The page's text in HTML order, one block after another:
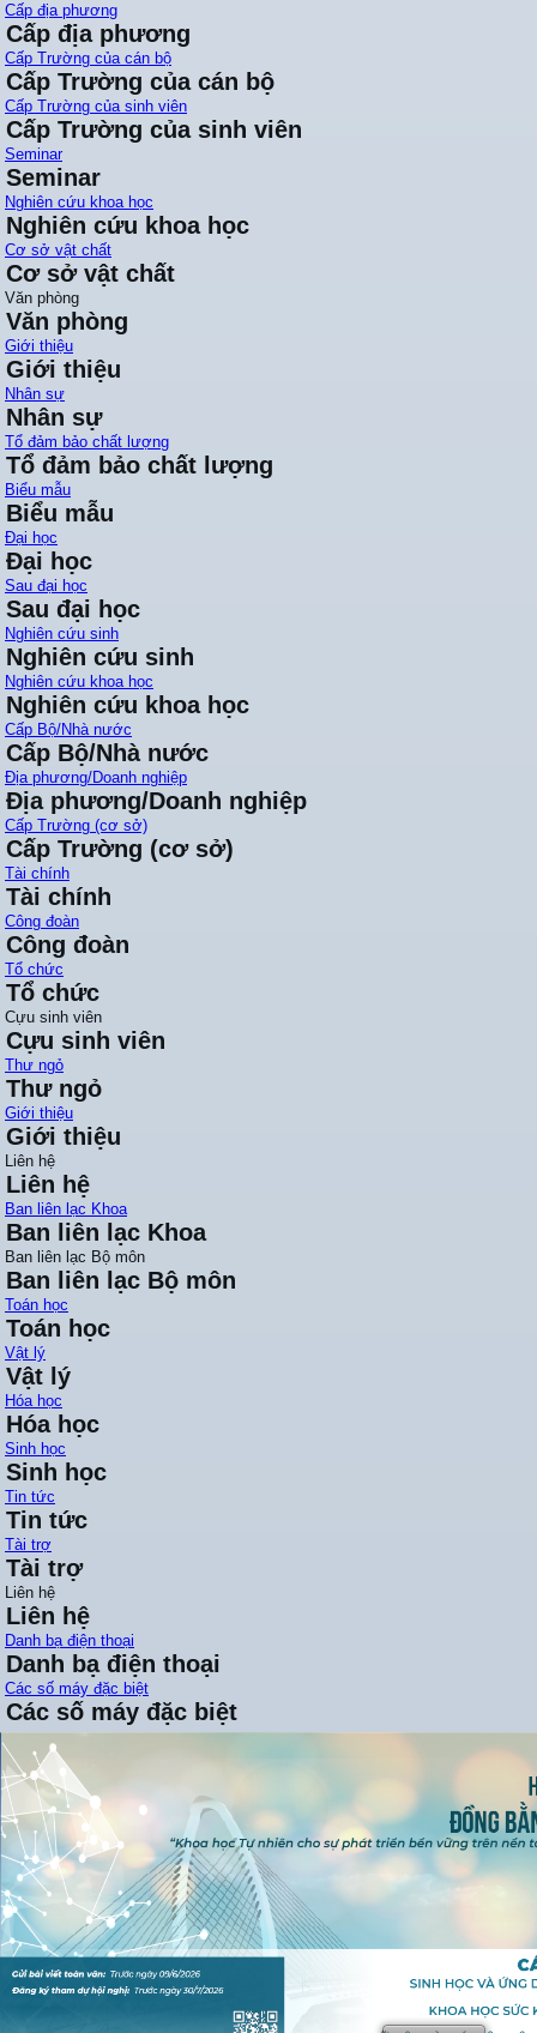
Cấp địa phương
Cấp địa phương
Cấp Trường của cán bộ
Cấp Trường của cán bộ
Cấp Trường của sinh viên
Cấp Trường của sinh viên
Seminar
Seminar
Nghiên cứu khoa học
Nghiên cứu khoa học
Cơ sở vật chất
Cơ sở vật chất
Văn phòng
Văn phòng
Giới thiệu
Giới thiệu
Nhân sự
Nhân sự
Tổ đảm bảo chất lượng
Tổ đảm bảo chất lượng
Biểu mẫu
Biểu mẫu
Đại học
Đại học
Sau đại học
Sau đại học
Nghiên cứu sinh
Nghiên cứu sinh
Nghiên cứu khoa học
Nghiên cứu khoa học
Cấp Bộ/Nhà nước
Cấp Bộ/Nhà nước
Địa phương/Doanh nghiệp
Địa phương/Doanh nghiệp
Cấp Trường (cơ sở)
Cấp Trường (cơ sở)
Tài chính
Tài chính
Công đoàn
Công đoàn
Tổ chức
Tổ chức
Cựu sinh viên
Cựu sinh viên
Thư ngỏ
Thư ngỏ
Giới thiệu
Giới thiệu
Liên hệ
Liên hệ
Ban liên lạc Khoa
Ban liên lạc Khoa
Ban liên lạc Bộ môn
Ban liên lạc Bộ môn
Toán học
Toán học
Vật lý
Vật lý
Hóa học
Hóa học
Sinh học
Sinh học
Tin tức
Tin tức
Tài trợ
Tài trợ
Liên hệ
Liên hệ
Danh bạ điện thoại
Danh bạ điện thoại
Các số máy đặc biệt
Các số máy đặc biệt